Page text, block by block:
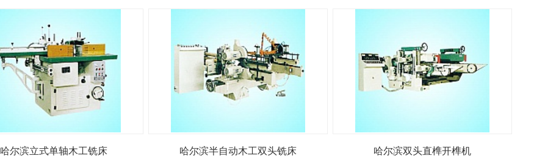
哈尔滨立式单轴木工铣床 哈尔滨半自动木工双头铣床 哈尔滨双头直榫开榫机